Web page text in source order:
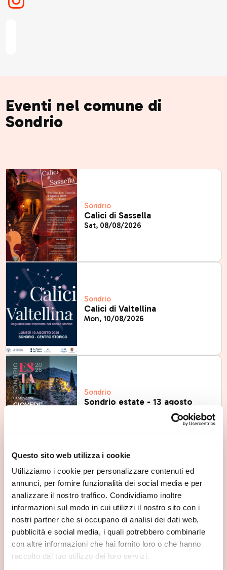
Questo sito web utilizza i cookie
Utilizziamo i cookie per personalizzare contenuti ed
annunci, per fornire funzionalità dei social media e per
analizzare il nostro traffico. Condividiamo inoltre
informazioni sul modo in cui utilizzi il nostro sito con i
nostri partner che si occupano di analisi dei dati web,
pubblicità e social media, i quali potrebbero combinarle
con altre informazioni che hai fornito loro o che hanno
raccolto dal tuo utilizzo dei loro servizi.
Eventi nel comune di
Sondrio
Sondrio
Calici di Sassella
Sat, 08/08/2026
Sondrio
Calici di Valtellina
Mon, 10/08/2026
Sondrio
Sondrio estate - 13 agosto
Sondrio
Sondrio Estate
Thu, 13/08/2026